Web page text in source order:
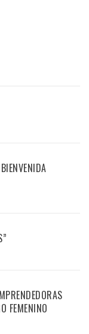
FEMENINO